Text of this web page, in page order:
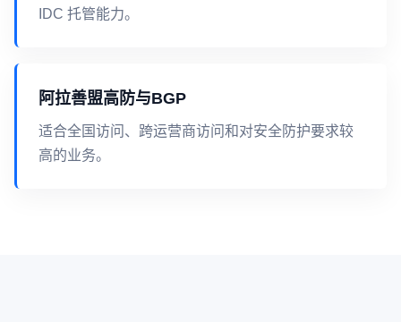
IDC 托管能力。
阿拉善盟高防与BGP
适合全国访问、跨运营商访问和对安全防护要求较
高的业务。